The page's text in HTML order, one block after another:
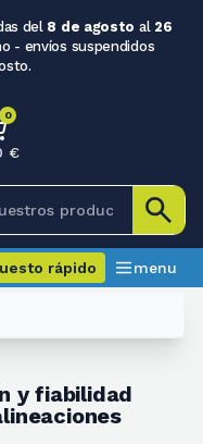
del 8 de agosto al 26
- envíos suspendidos
0
€
rápido menu
y fiabilidad